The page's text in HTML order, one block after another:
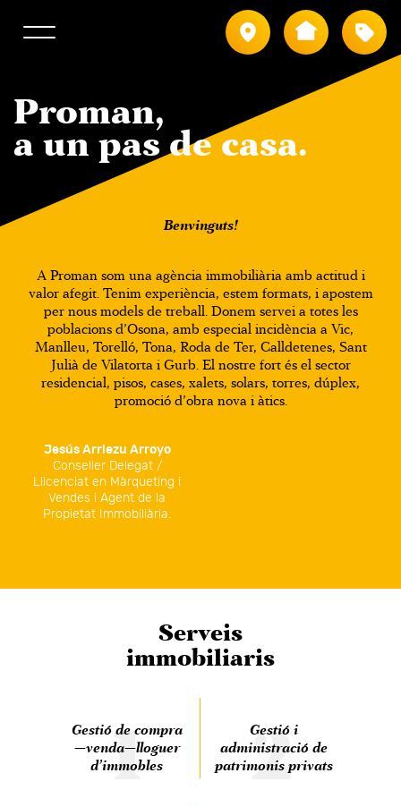
Població Tipus
Proman,
a un pas de casa.
Benvinguts!
A Proman som una agència immobiliària amb actitud i
valor afegit. Tenim experiència, estem formats, i apostem
per nous models de treball. Donem servei a totes les
poblacions d’Osona, amb especial incidència a Vic,
Manlleu, Torelló, Tona, Roda de Ter, Calldetenes, Sant
Julià de Vilatorta i Gurb. El nostre fort és el sector
residencial, pisos, cases, xalets, solars, torres, dúplex,
promoció d’obra nova i àtics.
Jesús Arriezu Arroyo
Conseller Delegat /
Llicenciat en Màrqueting i
Vendes i Agent de la
Propietat Immobiliària.
Serveis
immobiliaris
1
Gestió de compra
—venda—lloguer
d’immobles
2
Gestió i
administració de
patrimonis privats